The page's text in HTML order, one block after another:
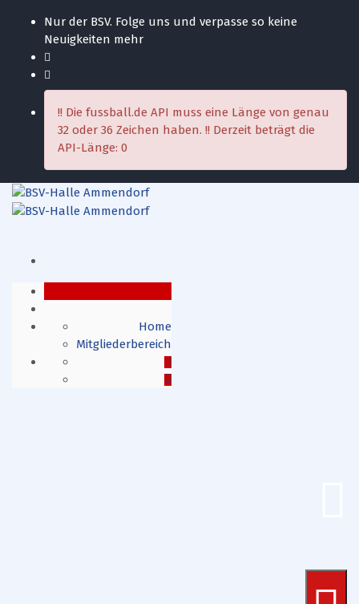
Nur der BSV. Folge uns und verpasse so keine
Neuigkeiten mehr
!! Die fussball.de API muss eine Länge von genau
32 oder 36 Zeichen haben. !! Derzeit beträgt die
API-Länge: 0
Home
Mitgliederbereich